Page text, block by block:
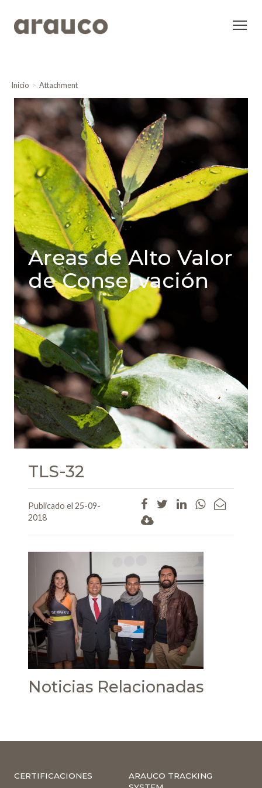
Inicio Attachment
Areas de Alto Valor
de Conservación
TLS-32
Publicado el 25-09-
2018
Noticias Relacionadas
CERTIFICACIONES
ARAUCO TRACKING